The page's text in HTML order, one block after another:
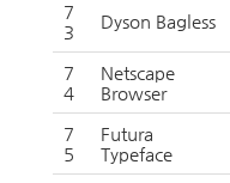
7
3
Dyson Bagless
7
4
Netscape
Browser
7
5
Futura
Typeface